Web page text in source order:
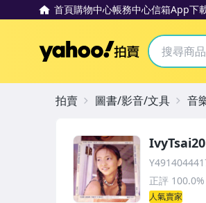
首頁購物中心帳務中心信箱App下
Yahoo拍賣
正評 100.0%
人氣賣家
拍賣 圖書/影音/文具 音